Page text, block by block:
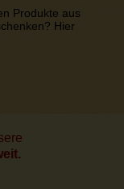
Produkte aus
Hier